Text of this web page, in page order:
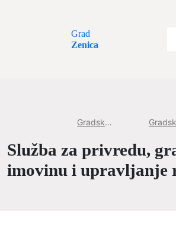
Grad
Zenica
Gradska uprava
Služba za privredu,
imovinu i upravljanje